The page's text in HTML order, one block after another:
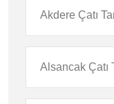
Akdere Çatı
Alsancak Çatı